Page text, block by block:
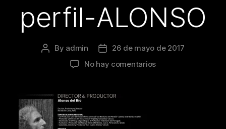
La
Película
perfil-ALONSO
Post
By admin
Post26 de mayo de 2017
No hay comentariosen